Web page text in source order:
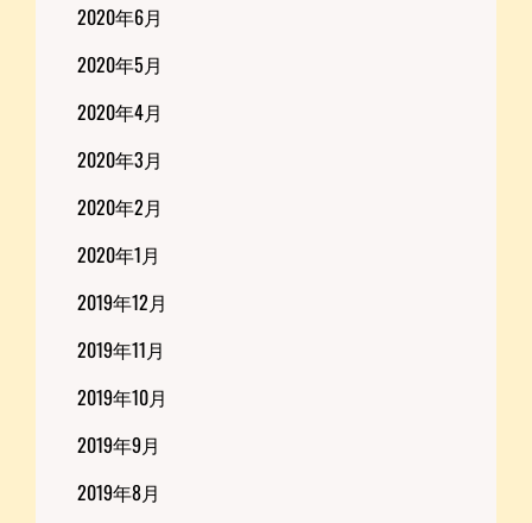
2020年6月
2020年5月
2020年4月
2020年3月
2020年2月
2020年1月
2019年12月
2019年11月
2019年10月
2019年9月
2019年8月